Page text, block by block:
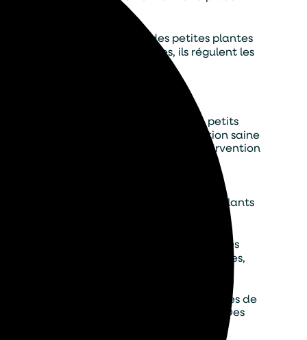
des étangs.
dispersion des graines et des petites plantes
les poissons ou les insectes, ils régulent les
aux populations d’insectes et de petits
susceptibles de les détruire. Une gestion saine
parfois traitées par l’intervention
des plans d’eau. En intervenant pour
de restaurer des milieux sains et accueillants
croissante et les changements climatiques
intensifie également ces menaces,
de favoriser des pratiques respectueuses de
terme la préservation de la
. Des
pour protéger ces écosystèmes.